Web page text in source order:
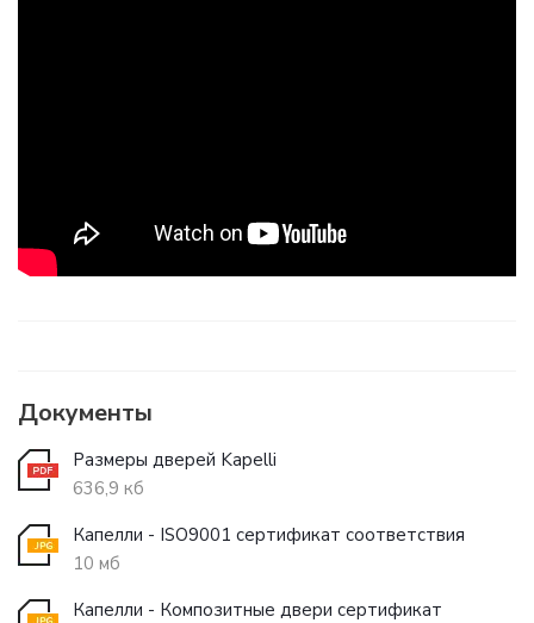
Документы
Размеры дверей Kapelli
636,9 кб
Капелли - ISO9001 сертификат соответствия
10 мб
Капелли - Композитные двери сертификат